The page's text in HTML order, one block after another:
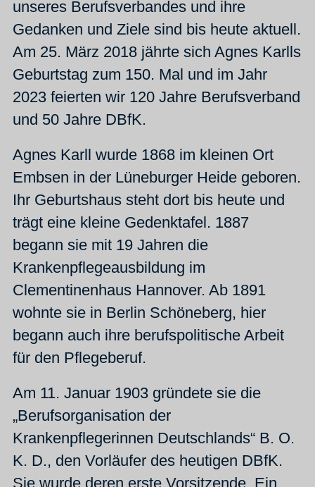
unseres Berufsverbandes und ihre
Gedanken und Ziele sind bis heute aktuell.
Am 25. März 2018 jährte sich Agnes Karlls
Geburtstag zum 150. Mal und im Jahr
2023 feierten wir 120 Jahre Berufsverband
und 50 Jahre DBfK.
Agnes Karll wurde 1868 im kleinen Ort
Embsen in der Lüneburger Heide geboren.
Ihr Geburtshaus steht dort bis heute und
trägt eine kleine Gedenktafel. 1887
begann sie mit 19 Jahren die
Krankenpflegeausbildung im
Clementinenhaus Hannover. Ab 1891
wohnte sie in Berlin Schöneberg, hier
begann auch ihre berufspolitische Arbeit
für den Pflegeberuf.
Am 11. Januar 1903 gründete sie die
„Berufsorganisation der
Krankenpflegerinnen Deutschlands“ B. O.
K. D., den Vorläufer des heutigen DBfK.
Sie wurde deren erste Vorsitzende. Ein